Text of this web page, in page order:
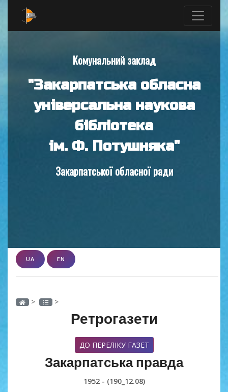
Комунальний заклад
"Закарпатська обласна
універсальна наукова
бібліотека
ім. Ф. Потушняка"
Закарпатської обласної ради
UA EN
> >
Ретрогазети
ДО ПЕРЕЛІКУ ГАЗЕТ
Закарпатська правда
1952 - (190_12.08)